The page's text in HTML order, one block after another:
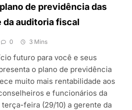
de previdência das
auditoria fiscal
0 3 Mins
futuro para você e seus
o plano de previdência
muito mais rentabilidade aos
e funcionários da
feira (29/10) a gerente da